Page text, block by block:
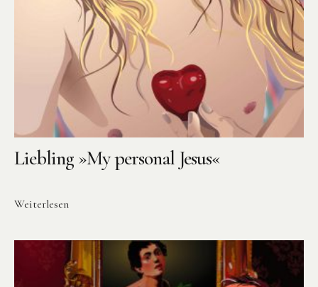
Liebling »My personal Jesus«
Weiterlesen